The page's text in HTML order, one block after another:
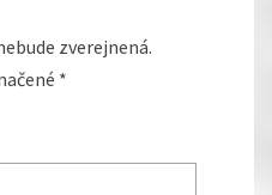
zverejnená.
*